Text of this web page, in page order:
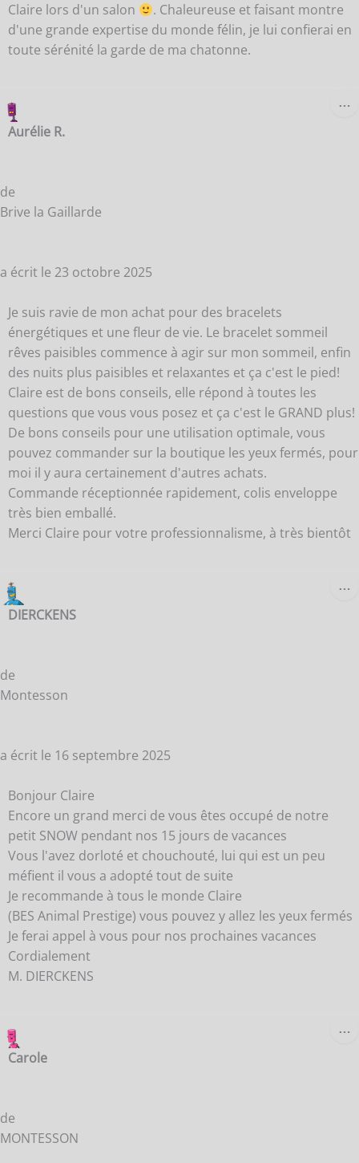
Claire lors d'un salon
. Chaleureuse et faisant montre
d'une grande expertise du monde félin, je lui confierai en
toute sérénité la garde de ma chatonne.
Aurélie R.
de
Brive la Gaillarde
a écrit le 23 octobre 2025
Je suis ravie de mon achat pour des bracelets
énergétiques et une fleur de vie. Le bracelet sommeil
rêves paisibles commence à agir sur mon sommeil, enfin
des nuits plus paisibles et relaxantes et ça c'est le pied!
Claire est de bons conseils, elle répond à toutes les
questions que vous vous posez et ça c'est le GRAND plus!
De bons conseils pour une utilisation optimale, vous
pouvez commander sur la boutique les yeux fermés, pour
moi il y aura certainement d'autres achats.
Commande réceptionnée rapidement, colis enveloppe
très bien emballé.
Merci Claire pour votre professionnalisme, à très bientôt
…
DIERCKENS
de
Montesson
a écrit le 16 septembre 2025
Bonjour Claire
Encore un grand merci de vous êtes occupé de notre
petit SNOW pendant nos 15 jours de vacances
Vous l'avez dorloté et chouchouté, lui qui est un peu
méfient il vous a adopté tout de suite
Je recommande à tous le monde Claire
(BES Animal Prestige) vous pouvez y allez les yeux fermés
Je ferai appel à vous pour nos prochaines vacances
Cordialement
M. DIERCKENS
…
Carole
de
MONTESSON
…